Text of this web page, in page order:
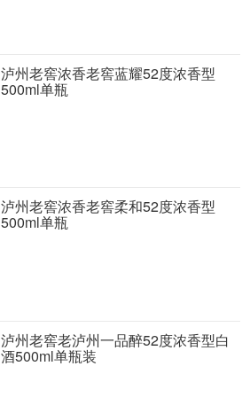
泸州老窖浓香老窖蓝耀52度浓香型
500ml单瓶
泸州老窖浓香老窖柔和52度浓香型
500ml单瓶
泸州老窖老泸州一品醉52度浓香型白
酒500ml单瓶装